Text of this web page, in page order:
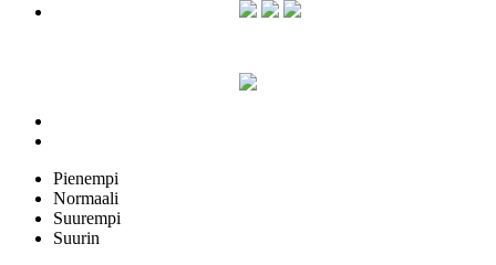
Pienempi
Normaali
Suurempi
Suurin